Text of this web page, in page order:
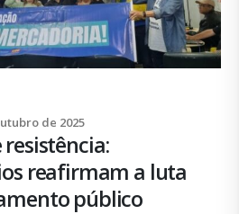
de 2025
reafirmam a luta
público